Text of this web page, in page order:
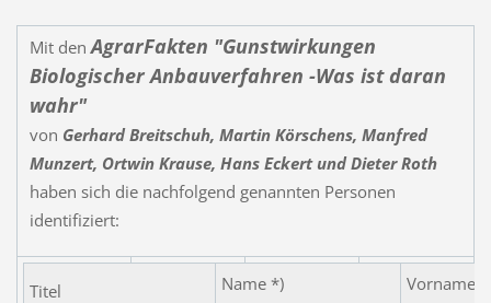
Mit denAgrarFakten "Gunstwirkungen
Biologischer Anbauverfahren -Was ist daran
wahr"
von Gerhard Breitschuh, Martin Körschens, Manfred
Munzert, Ortwin Krause, Hans Eckert und DieterRoth
haben sich die nachfolgend genannten Personen
identifiziert:
Titel Name *) Vorname